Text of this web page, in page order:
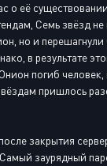
о её
Семь звёзд
но и перешагнули
в результате
погиб человек,
пришлось
закрытия
заурядный